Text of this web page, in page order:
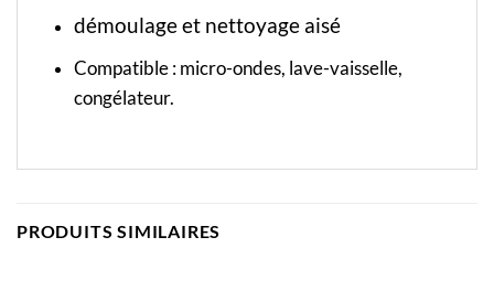
démoulage et nettoyage aisé
Compatible : micro-ondes, lave-vaisselle,
congélateur.
PRODUITS SIMILAIRES